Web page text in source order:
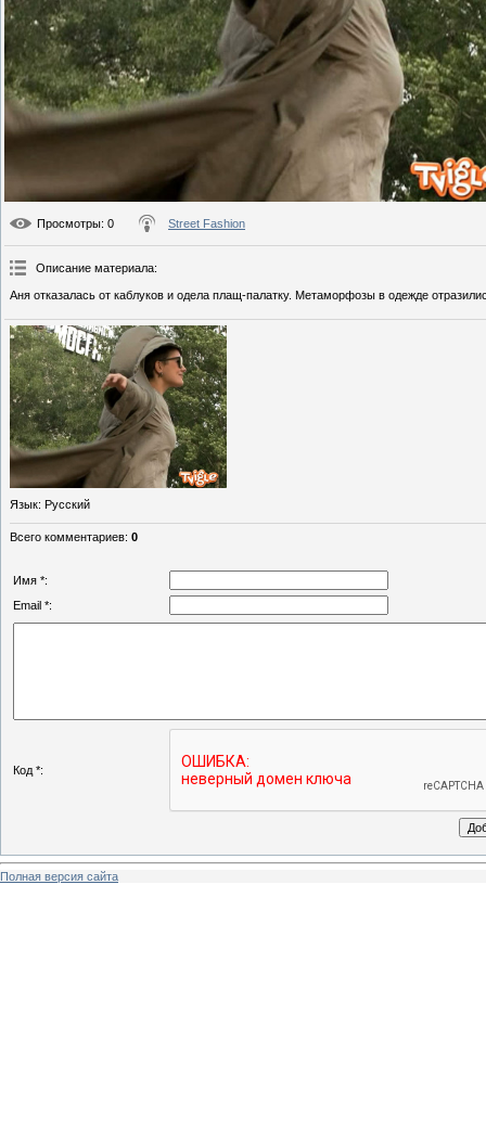
Просмотры: 0 Street Fashion
Описание материала:
Аня отказалась от каблуков и одела плащ-палатку. Метаморфозы в одежде
Язык: Русский
Всего комментариев: 0
Имя *:
Email *:
Код *:
Полная версия сайта